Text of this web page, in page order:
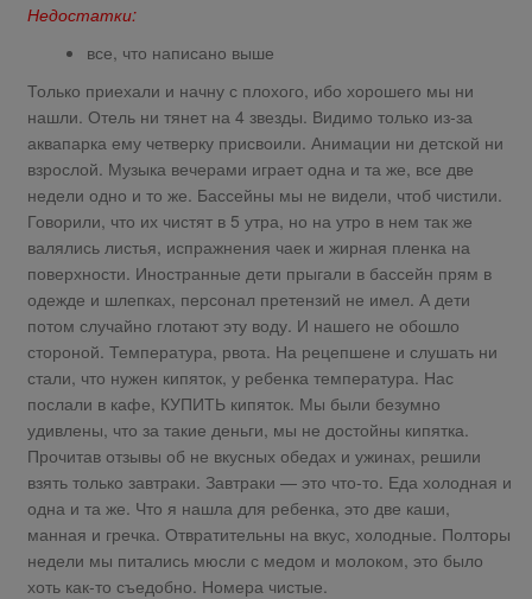
Недостатки:
все, что написано выше
Только приехали и начну с плохого, ибо хорошего мы ни
нашли. Отель ни тянет на 4 звезды. Видимо только из-за
аквапарка ему четверку присвоили. Анимации ни детской ни
взрослой. Музыка вечерами играет одна и та же, все две
недели одно и то же. Бассейны мы не видели, чтоб чистили.
Говорили, что их чистят в 5 утра, но на утро в нем так же
валялись листья, испражнения чаек и жирная пленка на
поверхности. Иностранные дети прыгали в бассейн прям в
одежде и шлепках, персонал претензий не имел. А дети
потом случайно глотают эту воду. И нашего не обошло
стороной. Температура, рвота. На рецепшене и слушать ни
стали, что нужен кипяток, у ребенка температура. Нас
послали в кафе, КУПИТЬ кипяток. Мы были безумно
удивлены, что за такие деньги, мы не достойны кипятка.
Прочитав отзывы об не вкусных обедах и ужинах, решили
взять только завтраки. Завтраки — это что-то. Еда холодная и
одна и та же. Что я нашла для ребенка, это две каши,
манная и гречка. Отвратительны на вкус, холодные. Полторы
недели мы питались мюсли с медом и молоком, это было
хоть как-то съедобно. Номера чистые.